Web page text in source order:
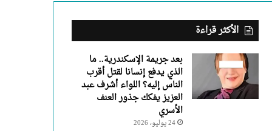
يفكك
جذور
العنف
الأسري
الأكثر قراءة
بعد جريمة الإسكندرية.. ما
الذي يدفع إنسانا لقتل أقرب
الناس إليه؟ اللواء أشرف عبد
العزيز يفكك جذور العنف
الأسري
24 يوليو، 2026